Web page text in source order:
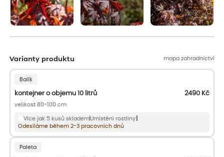
Varianty produktu mapa zahradnictví
Balík
kontejner o objemu 10 litrů 2490 Kč
velikost 80-100 cm
Více jak 5 kusů sklademUmístění rostliny:
Odesíláme během 2-3 pracovních dnů
Paleta